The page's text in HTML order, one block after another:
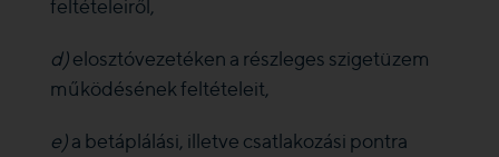
feltételeiről,
d)elosztóvezetéken a részleges szigetüzem
működésének feltételeit,
e)a betáplálási, illetve csatlakozási pontra